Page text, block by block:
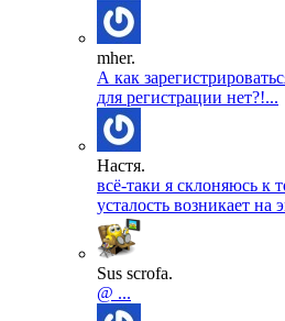
mher.
А как
для регистрации нет?!...
Настя.
всё-таки я склоняюсь к
усталость возникает на
Sus scrofa.
@ ...